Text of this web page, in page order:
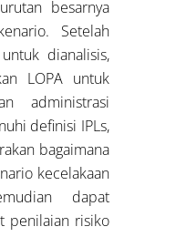
besarnya
Setelah
dianalisis,
LOPA untuk
administrasi
definisi IPLs,
bagaimana
kecelakaan
dapat
penilaian risiko